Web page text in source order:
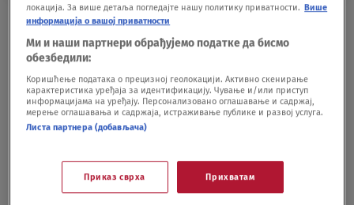
Kontroverze, netransparentnost i sumnje u
hiljada evra: "Žiri bi trebalo da se zamisli,
KULTURA 25.02. 4
Pisci i umetnici u akciji "Čitam, ne
skitam!"
локација. За више детаља погледајте нашу политику приватности. Више
информација о вашој приватности
Ми и наши партнери обрађујемо податке да бисмо
обезбедили:
Коришћење података о прецизној геолокацији. Активно скенирање
карактеристика уређаја за идентификацију. Чување и/или приступ
информацијама на уређају. Персонализовано оглашавање и садржај,
мерење оглашавања и садржаја, истраживање публике и развој услуга.
Листа партнера (добављача)
Приказ сврха Прихватам